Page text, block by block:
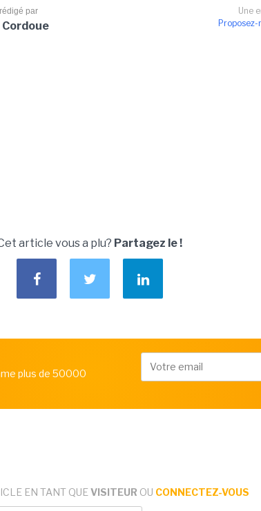
Une
par
Cordoue
article vous a plu? Partagez le !
plus de 50000
EN TANT QUE VISITEUR OU CONNECTEZ-VOUS